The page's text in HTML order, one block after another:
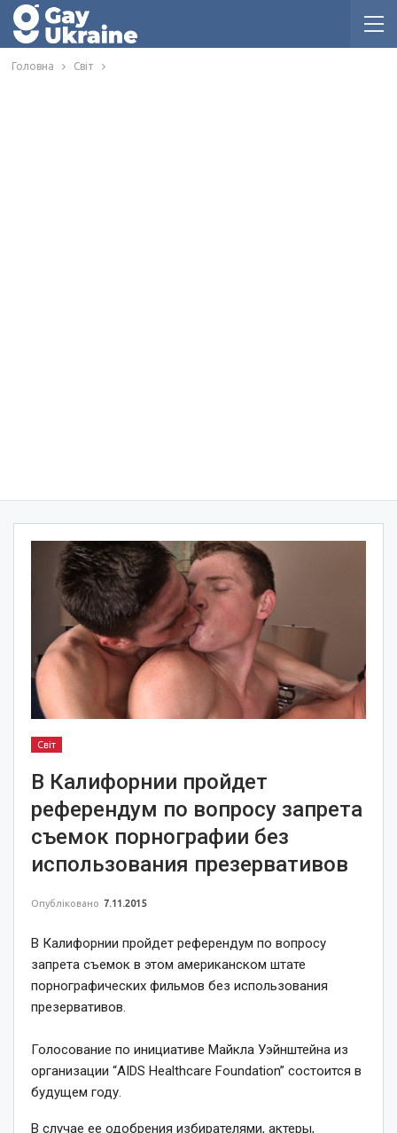
Головна Світ
Світ
В Калифорнии пройдет
референдум по вопросу запрета
съемок порнографии без
использования презервативов
Опубліковано 7.11.2015
В Калифорнии пройдет референдум по вопросу
запрета съемок в этом американском штате
порнографических фильмов без использования
презервативов.
Голосование по инициативе Майкла Уэйнштейна из
организации “AIDS Healthcare Foundation” состоится в
будущем году.
В случае ее одобрения избирателями, актеры,